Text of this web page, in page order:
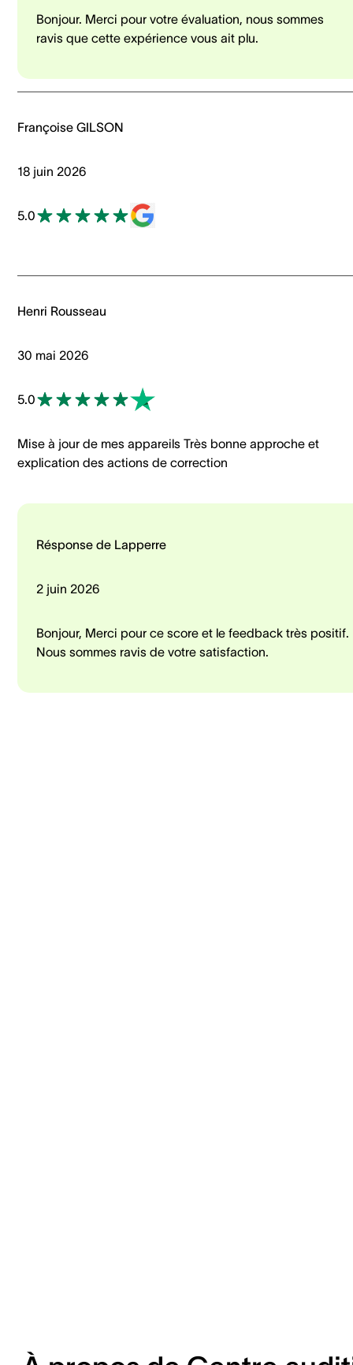
Bonjour. Merci pour votre évaluation, nous sommes
ravis que cette expérience vous ait plu.
Françoise GILSON
18 juin 2026
5.0
Henri Rousseau
30 mai 2026
5.0
Mise à jour de mes appareils Très bonne approche et
explication des actions de correction
Résponse de Lapperre
2 juin 2026
Bonjour, Merci pour ce score et le feedback très positif.
Nous sommes ravis de votre satisfaction.